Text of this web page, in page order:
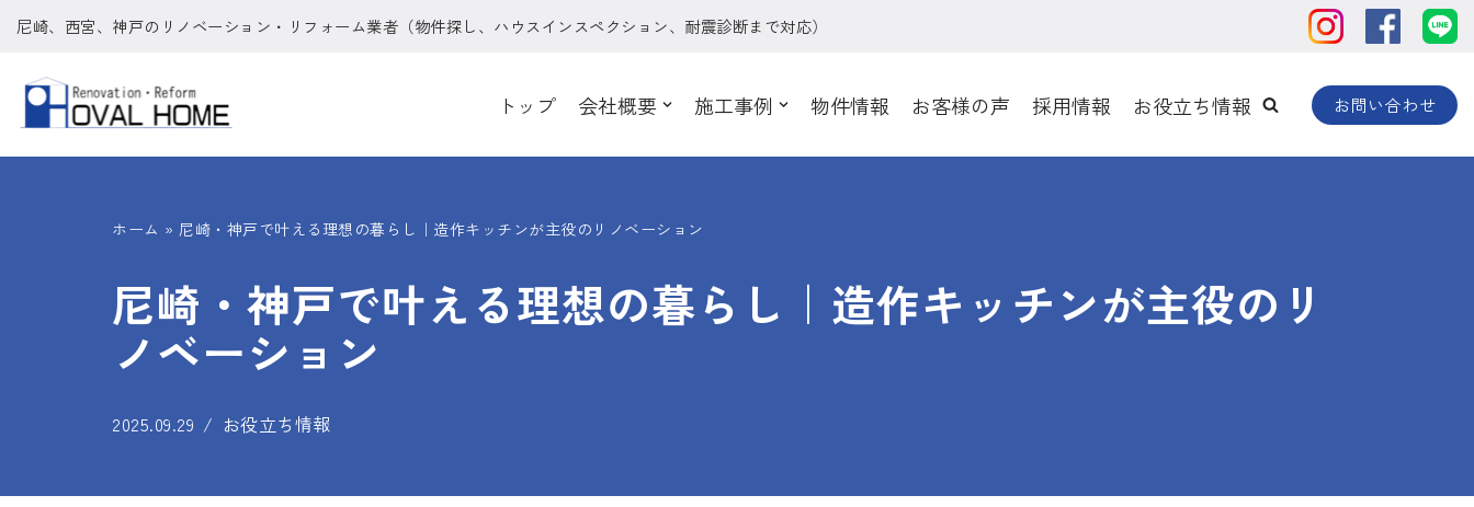
ン
テ
尼崎、西宮、神戸のリノベーション・リフォーム業者（物件探し、ハウスインスペクション、耐震診断まで対応）
トップ 会社概要 施工事例 物件情報 お客様の声 採用情報 お役立ち情報 お問い合わせ
ホーム » 尼崎・神戸で叶える理想の暮らし｜造作キッチンが主役のリノベーション
尼崎・神戸で叶える理想の暮らし｜造作キッチンが主役のリ
ノベーション
2025.09.29 お役立ち情報